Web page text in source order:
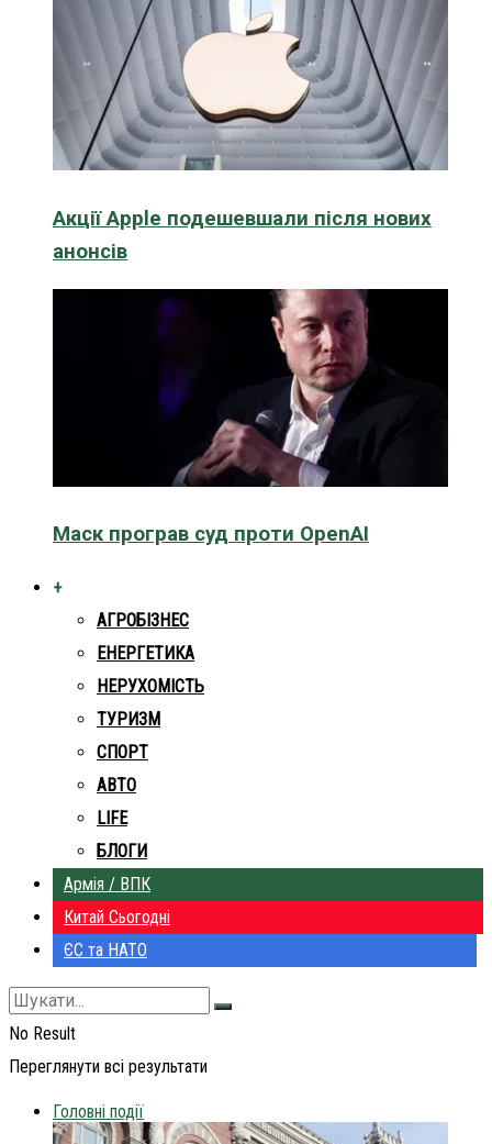
Акції Apple подешевшали після нових
анонсів
Маск програв суд проти OpenAI
+
АГРОБІЗНЕС
ЕНЕРГЕТИКА
НЕРУХОМІСТЬ
ТУРИЗМ
СПОРТ
АВТО
LIFE
БЛОГИ
Армія / ВПК
Китай Сьогодні
ЄС та НАТО
No Result
Переглянути всі результати
Головні події